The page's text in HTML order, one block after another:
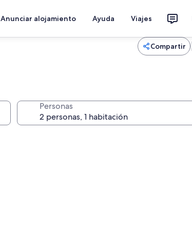
Anunciar alojamiento Ayuda Viajes
Compartir
Personas